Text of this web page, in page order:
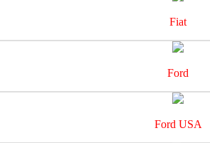
Fiat
Ford
Ford USA